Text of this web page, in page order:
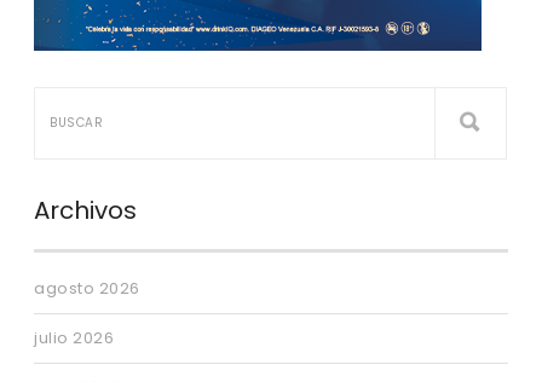
Archivos
agosto 2026
julio 2026